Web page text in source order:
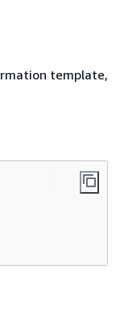
template,